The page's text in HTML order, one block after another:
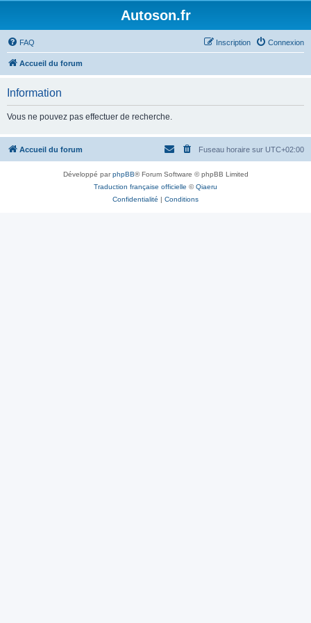
Autoson.fr
FAQ Connexion
Inscription
Accueil du forum
Information
Vous ne pouvez pas effectuer de recherche.
Accueil du forum Fuseau horaire sur UTC+02:00
Développé parphpBB® Forum Software © phpBB Limited
Traduction française officielle ©Qiaeru
Confidentialité | Conditions